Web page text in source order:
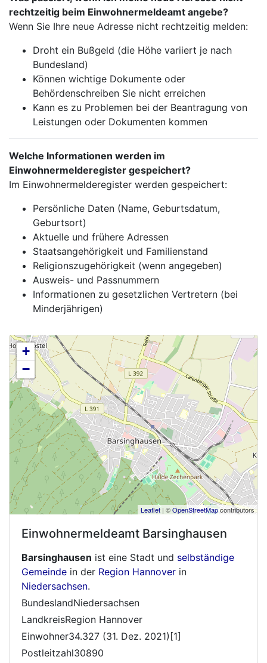
rechtzeitig beim Einwohnermeldeamt angebe?
Wenn Sie Ihre neue Adresse nicht rechtzeitig melden:
Droht ein Bußgeld (die Höhe variiert je nach
Bundesland)
Können wichtige Dokumente oder
Behördenschreiben Sie nicht erreichen
Kann es zu Problemen bei der Beantragung von
Leistungen oder Dokumenten kommen
Welche Informationen werden im
Einwohnermelderegister gespeichert?
Im Einwohnermelderegister werden gespeichert:
Persönliche Daten (Name, Geburtsdatum,
Geburtsort)
Aktuelle und frühere Adressen
Staatsangehörigkeit und Familienstand
Religionszugehörigkeit (wenn angegeben)
Ausweis- und Passnummern
Informationen zu gesetzlichen Vertretern (bei
Minderjährigen)
+
−
Leaflet | ©OpenStreetMapcontributors
Einwohnermeldeamt Barsinghausen
Barsinghausen ist eine Stadt und selbständige
Gemeinde in der Region Hannover in
Niedersachsen.
BundeslandNiedersachsen
LandkreisRegion Hannover
Einwohner34.327 (31. Dez. 2021)[1]
Postleitzahl30890